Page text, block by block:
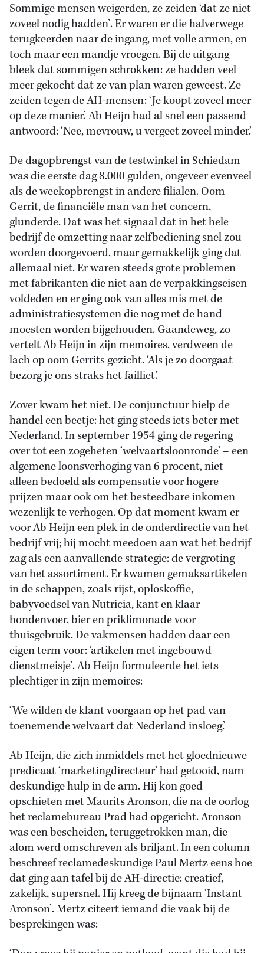
Sommige mensen weigerden, ze zeiden ‘dat ze niet
zoveel nodig hadden’. Er waren er die halverwege
terugkeerden naar de ingang, met volle armen, en
toch maar een mandje vroegen. Bij de uitgang
bleek dat sommigen schrokken: ze hadden veel
meer gekocht dat ze van plan waren geweest. Ze
zeiden tegen de AH-mensen: ‘Je koopt zoveel meer
op deze manier.’ Ab Heijn had al snel een passend
antwoord: ‘Nee, mevrouw, u vergeet zoveel minder.’
De dagopbrengst van de testwinkel in Schiedam
was die eerste dag 8.000 gulden, ongeveer evenveel
als de weekopbrengst in andere filialen. Oom
Gerrit, de financiële man van het concern,
glunderde. Dat was het signaal dat in het hele
bedrijf de omzetting naar zelfbediening snel zou
worden doorgevoerd, maar gemakkelijk ging dat
allemaal niet. Er waren steeds grote problemen
met fabrikanten die niet aan de verpakkingseisen
voldeden en er ging ook van alles mis met de
administratiesystemen die nog met de hand
moesten worden bijgehouden. Gaandeweg, zo
vertelt Ab Heijn in zijn memoires, verdween de
lach op oom Gerrits gezicht. ‘Als je zo doorgaat
bezorg je ons straks het failliet.’
Zover kwam het niet. De conjunctuur hielp de
handel een beetje: het ging steeds iets beter met
Nederland. In september 1954 ging de regering
over tot een zogeheten ‘welvaartsloonronde’ – een
algemene loonsverhoging van 6 procent, niet
alleen bedoeld als compensatie voor hogere
prijzen maar ook om het besteedbare inkomen
wezenlijk te verhogen. Op dat moment kwam er
voor Ab Heijn een plek in de onderdirectie van het
bedrijf vrij; hij mocht meedoen aan wat het bedrijf
zag als een aanvallende strategie: de vergroting
van het assortiment. Er kwamen gemaksartikelen
in de schappen, zoals rijst, oploskoffie,
babyvoedsel van Nutricia, kant en klaar
hondenvoer, bier en priklimonade voor
thuisgebruik. De vakmensen hadden daar een
eigen term voor: ‘artikelen met ingebouwd
dienstmeisje’. Ab Heijn formuleerde het iets
plechtiger in zijn memoires:
‘We wilden de klant voorgaan op het pad van
toenemende welvaart dat Nederland insloeg.’
Ab Heijn, die zich inmiddels met het gloednieuwe
predicaat ‘marketingdirecteur’ had getooid, nam
deskundige hulp in de arm. Hij kon goed
opschieten met Maurits Aronson, die na de oorlog
het reclamebureau Prad had opgericht. Aronson
was een bescheiden, teruggetrokken man, die
alom werd omschreven als briljant. In een column
beschreef reclamedeskundige Paul Mertz eens hoe
dat ging aan tafel bij de AH-directie: creatief,
zakelijk, supersnel. Hij kreeg de bijnaam ‘Instant
Aronson’. Mertz citeert iemand die vaak bij de
besprekingen was: